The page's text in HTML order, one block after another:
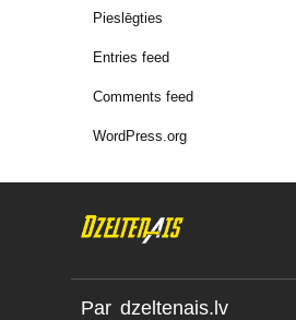
Pieslēgties
Entries feed
Comments feed
WordPress.org
Par dzeltenais.lv